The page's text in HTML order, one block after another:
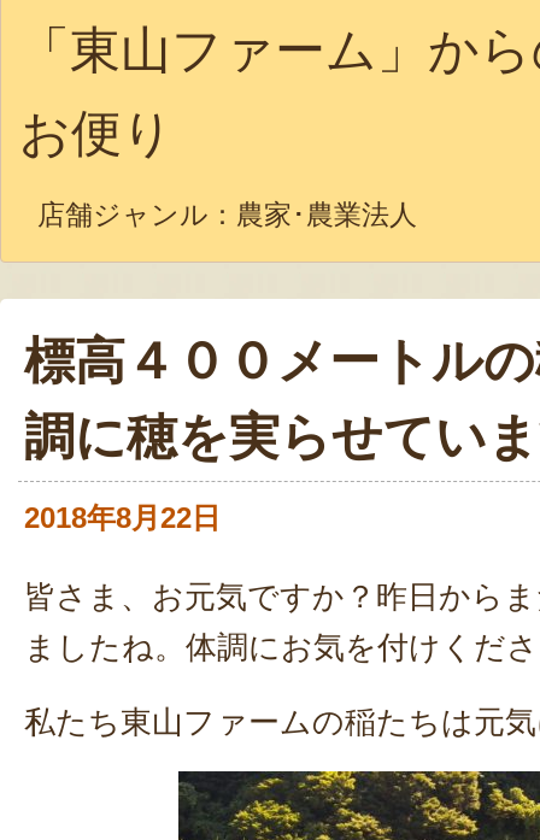
「東山ファーム」か
お便り
店舗ジャンル： 農家･農業法人
標高４００メートル
調に穂を実らせてい
2018年8月22日
皆さま、お元気ですか？昨日から
ましたね。体調にお気を付けくだ
私たち東山ファームの稲たちは元